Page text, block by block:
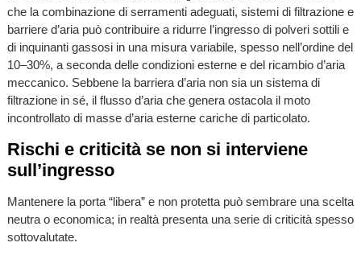
che la combinazione di serramenti adeguati, sistemi di filtrazione e
barriere d’aria può contribuire a ridurre l’ingresso di polveri sottili e
di inquinanti gassosi in una misura variabile, spesso nell’ordine del
10–30%, a seconda delle condizioni esterne e del ricambio d’aria
meccanico. Sebbene la barriera d’aria non sia un sistema di
filtrazione in sé, il flusso d’aria che genera ostacola il moto
incontrollato di masse d’aria esterne cariche di particolato.
Rischi e criticità se non si interviene
sull’ingresso
Mantenere la porta “libera” e non protetta può sembrare una scelta
neutra o economica; in realtà presenta una serie di criticità spesso
sottovalutate.